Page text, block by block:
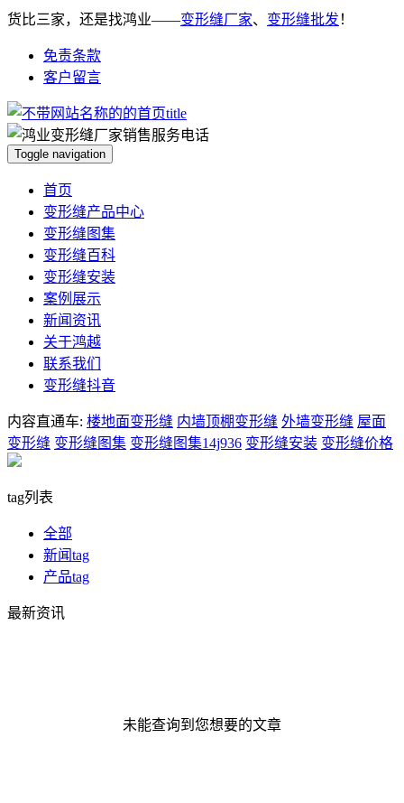
货比三家，还是找鸿业——变形缝厂家、 变形缝批发 ！
免责条款
客户留言
Toggle navigation
首页
变形缝产品中心
变形缝图集
变形缝百科
变形缝安装
案例展示
新闻资讯
关于鸿越
联系我们
变形缝抖音
内容直通车: 楼地面变形缝 内墙顶棚变形缝 外墙变形缝 屋面
变形缝 变形缝图集 变形缝图集14j936 变形缝安装 变形缝价格
tag列表
全部
新闻tag
产品tag
最新资讯
未能查询到您想要的文章